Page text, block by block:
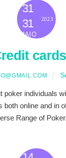
31
31
MAIO
2023
poker individuals
both online and in
Range of Poker.